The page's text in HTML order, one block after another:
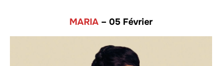
MARIA – 05 Février